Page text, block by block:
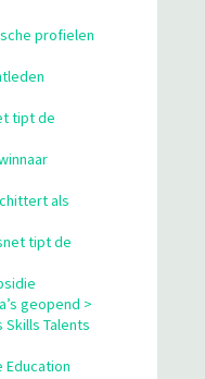
profielen
tipt de
als
tipt de
geopend >
Skills Talents
Education